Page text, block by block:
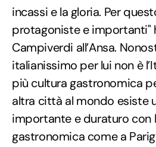
incassi e la gloria. Per
protagoniste e importanti"
Campiverdi all’Ansa.
italianissimo per lui non è
più cultura gastronomica
altra città al mondo esiste
importante e duraturo con
gastronomica come a